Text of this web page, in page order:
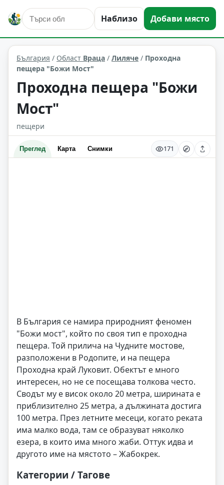
Наблизо Добави място
природни забележителности Лиляче Област: Враца
България / Област Враца / Лиляче / Проходна
пещера "Божи Мост"
Проходна пещера "Божи
Мост"
пещери
Преглед Карта Снимки 171
В България се намира природният феномен
"Божи мост", който по своя тип е проходна
пещера. Той прилича на Чудните мостове,
разположени в Родопите, и на пещера
Проходна край Луковит. Обектът е много
интересен, но не се посещава толкова често.
Сводът му е висок около 20 метра, ширината е
приблизително 25 метра, а дължината достига
100 метра. През летните месеци, когато реката
има малко вода, там се образуват няколко
езера, в които има много жаби. Оттук идва и
другото име на мястото – Жабокрек.
Категории / Тагове